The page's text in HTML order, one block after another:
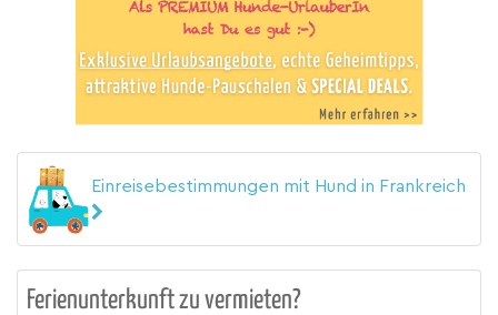
Einreisebestimmungen mit Hund in Frankreich
Ferienunterkunft zu vermieten?